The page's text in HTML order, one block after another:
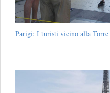
Parigi: I turisti vicino alla